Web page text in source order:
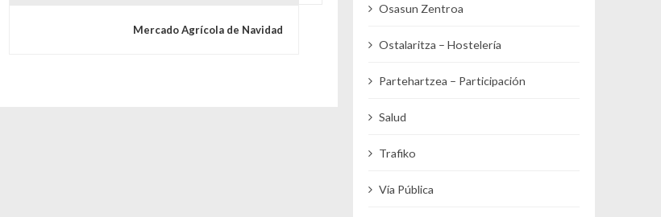
Mercado Agrícola de Navidad
Osasun Zentroa
Ostalaritza – Hostelería
Partehartzea – Participación
Salud
Trafiko
Vía Pública